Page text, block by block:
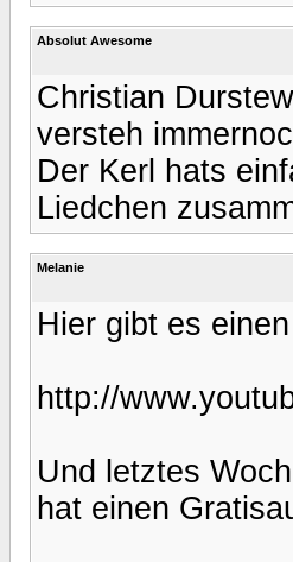
Absolut Awesome
Christian
versteh
Der Kerl hats
Liedchen
Melanie
Hier gibt es
http://
Und letztes
hat einen